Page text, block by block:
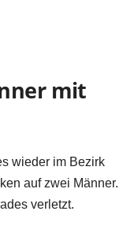
mit
wieder im Bezirk
auf zwei Männer.
verletzt.